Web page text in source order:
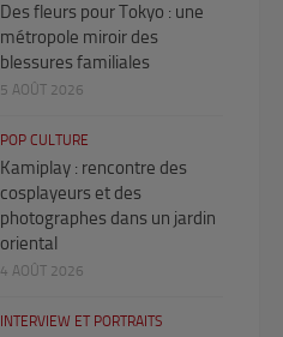
Des fleurs pour Tokyo : une
métropole miroir des
blessures familiales
5 AOÛT 2026
POP CULTURE
Kamiplay : rencontre des
cosplayeurs et des
photographes dans un jardin
oriental
4 AOÛT 2026
INTERVIEW ET PORTRAITS